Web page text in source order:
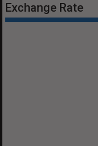
Exchange Rate